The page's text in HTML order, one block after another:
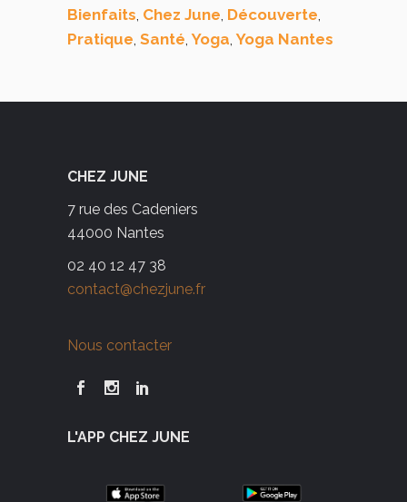
Bienfaits, Chez June, Découverte,
Pratique, Santé,Yoga,Yoga Nantes
CHEZ JUNE
7 rue des Cadeniers
44000 Nantes
02 40 12 47 38
contact@chezjune.fr
Nous contacter
L'APP CHEZ JUNE